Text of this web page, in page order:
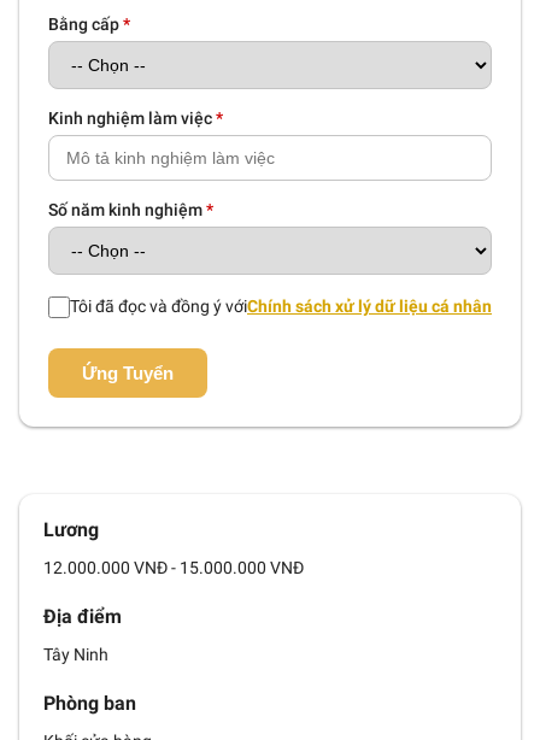
Bằng cấp*
Kinh nghiệm làm việc*
Số năm kinh nghiệm*
Tôi đã đọc và đồng ý vớiChính sách xử lý dữ liệu cá nhân
Ứng Tuyển
Lương
12.000.000 VNĐ - 15.000.000 VNĐ
Địa điểm
Tây Ninh
Phòng ban